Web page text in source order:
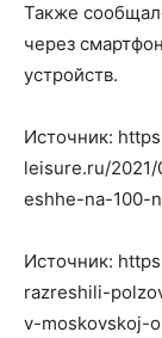
Также
через
устройств.
Источник:
leisure.ru/
eshhe-na-100-
Источник:
razreshili-
v-moskovskoj-